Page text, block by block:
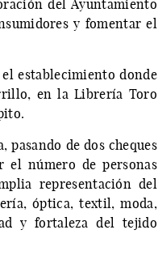
del Ayuntamiento
y fomentar el
establecimiento donde
en la Librería Toro
pasando de dos cheques
el número de personas
representación del
óptica, textil, moda,
y fortaleza del tejido